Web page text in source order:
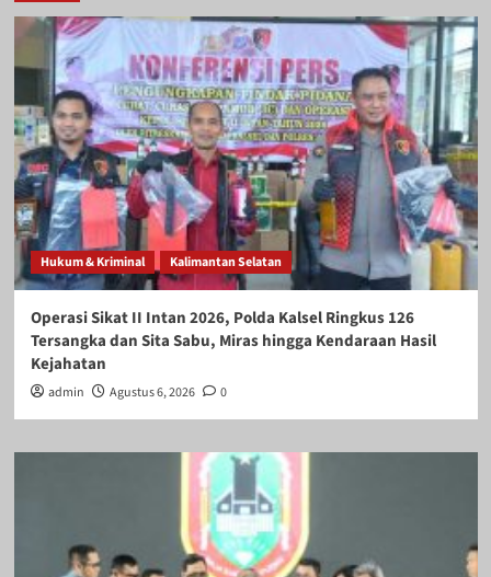
Hukum & Kriminal Kalimantan Selatan
Operasi Sikat II Intan 2026, Polda Kalsel Ringkus 126
Tersangka dan Sita Sabu, Miras hingga Kendaraan Hasil
Kejahatan
admin Agustus 6, 2026 0